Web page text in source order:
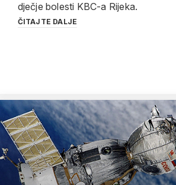
dječje bolesti KBC-a Rijeka.
ČITAJTE DALJE